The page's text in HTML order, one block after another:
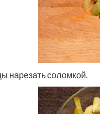
нарезать соломкой.